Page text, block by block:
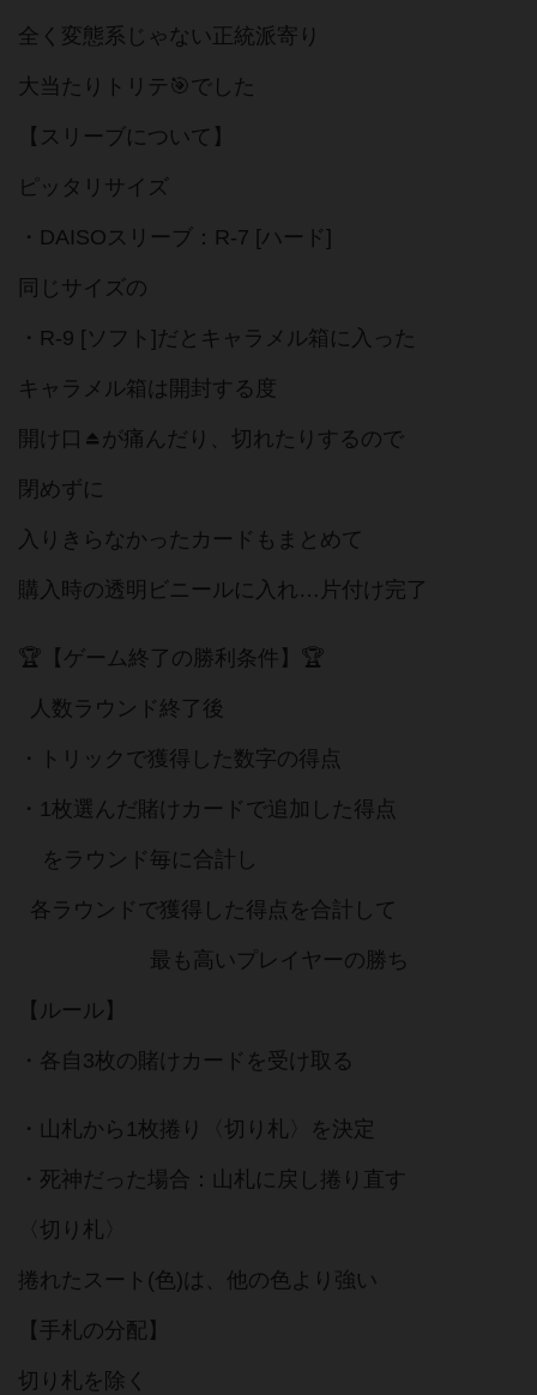
全く変態系じゃない正統派寄り
大当たりトリテ🎯でした
【スリーブについて】
ピッタリサイズ
・DAISOスリーブ：R-7 [ハード]
同じサイズの
・R-9 [ソフト]だとキャラメル箱に入った
キャラメル箱は開封する度
開け口⏏️が痛んだり、切れたりするので
閉めずに
入りきらなかったカードもまとめて
購入時の透明ビニールに入れ…片付け完了
🏆【ゲーム終了の勝利条件】🏆
人数ラウンド終了後
・トリックで獲得した数字の得点
・1枚選んだ賭けカードで追加した得点
をラウンド毎に合計し
各ラウンドで獲得した得点を合計して
最も高いプレイヤーの勝ち
【ルール】
・各自3枚の賭けカードを受け取る
・山札から1枚捲り〈切り札〉を決定
・死神だった場合：山札に戻し捲り直す
〈切り札〉
捲れたスート(色)は、他の色より強い
【手札の分配】
切り札を除く